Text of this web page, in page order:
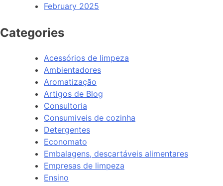
February 2025
Categories
Acessórios de limpeza
Ambientadores
Aromatização
Artigos de Blog
Consultoria
Consumiveis de cozinha
Detergentes
Economato
Embalagens, descartáveis alimentares
Empresas de limpeza
Ensino